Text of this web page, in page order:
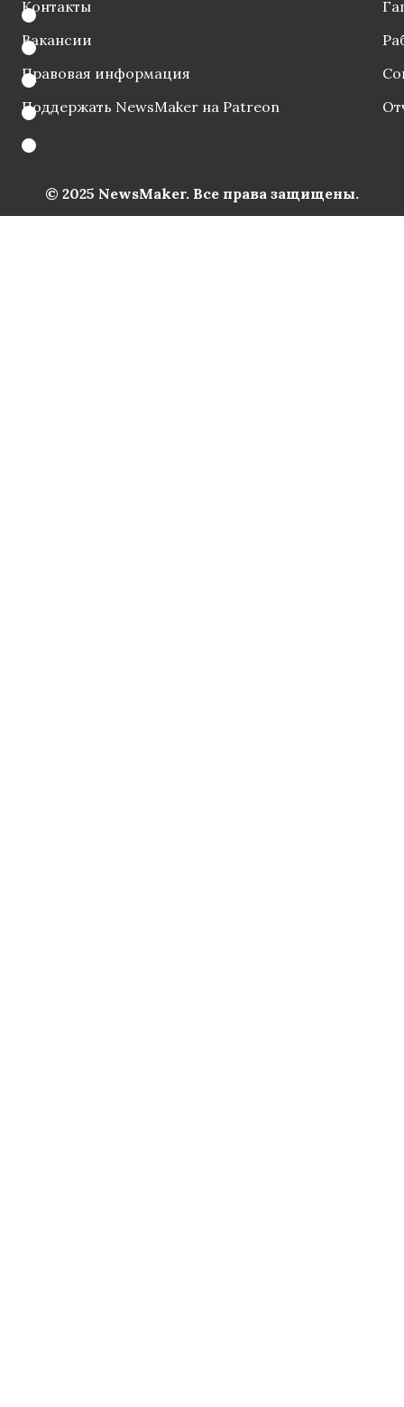
Контакты
Вакансии
Правовая информация
Поддержать NewsMaker на Patreon
© 2025 NewsMaker. Все права защищены.